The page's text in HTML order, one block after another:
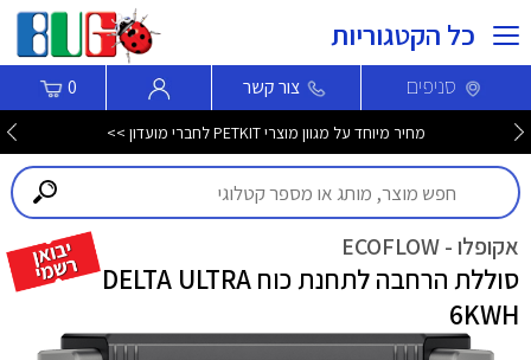
כל הקטגוריות
סניפים צור קשר 0
מחיר מיוחד על מגוון מוצרי PETKIT לחברי מועדון >>
אקופלו - ECOFLOW
סוללת הרחבה לתחנת כוח DELTA ULTRA
6KWH